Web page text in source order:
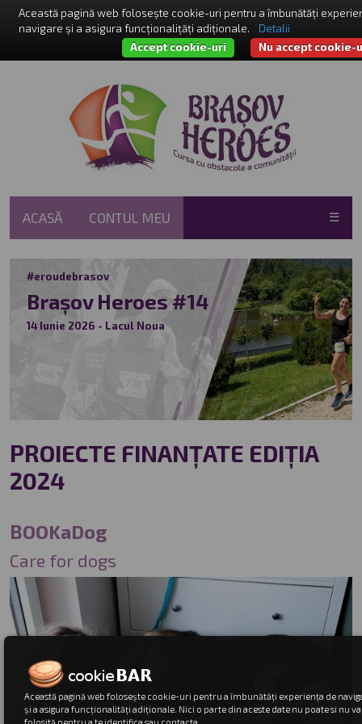
ACASĂ CONTUL MEU ☰
#eroudebrasov
Brașov Heroes #14
14 Iunie 2026 - Lacul Noua
PROIECTE FINANȚATE EDIȚIA
2024
BOOKaDog
Care for dogs
Această pagină web folosește cookie-uri pentru a îmbunătăți experiența de
și a asigura funcționalități adiționale. Nici o parte din aceste date nu poate si nu va
Această pagină web folosește cookie-uri pentru a îmbunătăți
navigare și a asigura funcționalițăți adiționale.
Detalii
Nu accept cookie-
Accept cookie-uri